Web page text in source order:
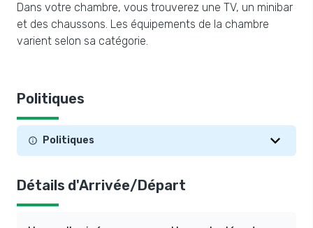
Dans votre chambre, vous trouverez une TV, un minibar
et des chaussons. Les équipements de la chambre
varient selon sa catégorie.
Politiques
Politiques
Détails d'Arrivée/Départ